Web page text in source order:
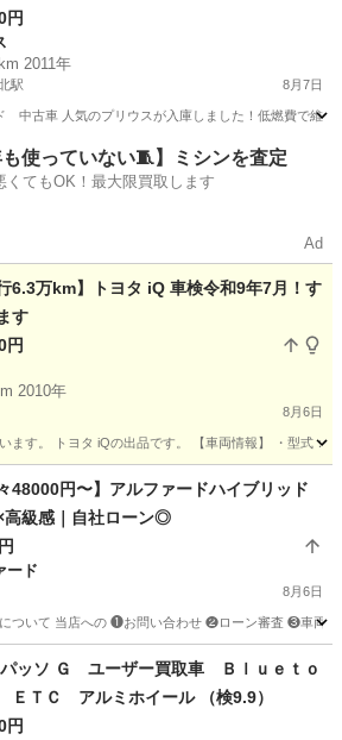
円
2011年
駅 8月7日
中古車 人気のプリウスが入庫しました！低燃費で維
ー北駅 プリウス
も使っていない🧵】ミシンを査定
くてもOK！最大限買取します
Ad
行6.3万km】トヨタ iQ 車検令和9年7月！す
す
円
2010年
8月6日
ます。 トヨタ iQの出品です。 【車両情報】 ・型式：
駅 その他
48000円〜】アルファードハイブリッド
×高級感｜自社ローン◎
ード
8月6日
ついて 当店への ❶お問い合わせ ❷ローン審査 ❸車両
ファード
パッソ Ｇ ユーザー買取車 Ｂｌｕｅｔｏ
ＥＴＣ アルミホイール （検9.9）
円